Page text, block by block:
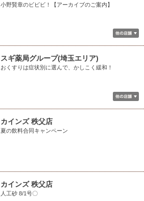
小野賢章のビビビ！【アーカイブのご案内】
スギ薬局グループ(埼玉エリア)
おくすりは症状別に選んで、かしこく緩和！
カインズ 秩父店
夏の飲料合同キャンペーン
カインズ 秩父店
人工砂 8/1号〇